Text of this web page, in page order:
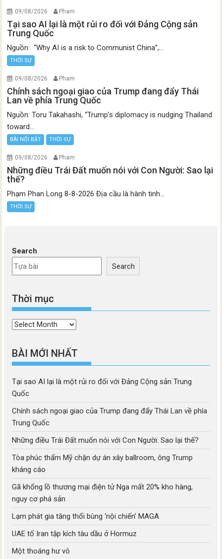
09/08/2026 Pham
Tại sao AI lại là một rủi ro đối với Đảng Cộng sản
Trung Quốc
Nguồn: “Why AI is a risk to Communist China”,...
THỜI SỰ
09/08/2026 Pham
Chính sách ngoại giao của Trump đang đẩy Thái
Lan về phía Trung Quốc
Nguồn: Toru Takahashi, “Trump’s diplomacy is nudging Thailand
toward...
BÀI NỔI BẬT THỜI SỰ
09/08/2026 Pham
Những điều Trái Đất muốn nói với Con Người: Sao lại
thế?
Phạm Phan Long 8-8-2026 Địa cầu là hành tinh...
THỜI SỰ
Search
Search
Thời mục
Thời
BÀI MỚI NHẤT
Tại sao AI lại là một rủi ro đối với Đảng Cộng sản Trung
Quốc
Chính sách ngoại giao của Trump đang đẩy Thái Lan về phía
Trung Quốc
Những điều Trái Đất muốn nói với Con Người: Sao lại thế?
Tòa phúc thẩm Mỹ chặn dự án xây ballroom, ông Trump
kháng cáo
Gã khổng lồ thương mại điện tử Nga mất 20% kho hàng,
nguy cơ phá sản
Lạm phát gia tăng thổi bùng ‘nội chiến’ MAGA
UAE tố Iran tập kích tàu dầu ở Hormuz
Một thoáng hư vô